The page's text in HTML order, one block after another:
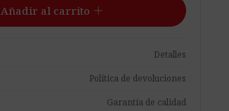
Añadir al carrito add
Detalles
Política de devoluciones
Garantía de calidad